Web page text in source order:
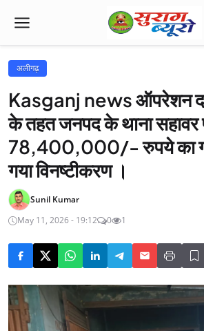
अलीगढ़
Kasganj news ऑपरेशन
के तहत जनपद के थाना सहावर
78,400,000/- रुपये का
गया विनष्टीकरण ।
Sunil Kumar
May 11, 2026 - 19:12
0 1